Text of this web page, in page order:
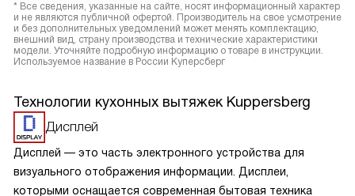
* Все сведения, указанные на сайте, носят информационный характер
и не являются публичной офертой. Производитель на свое усмотрение
и без дополнительных уведомлений может менять комплектацию,
внешний вид, страну производства и технические характеристики
модели. Уточняйте подробную информацию о товаре в инструкции.
Используемое название в России Куперсберг
Технологии кухонных вытяжек Kuppersberg
Дисплей
Дисплей — это часть электронного устройства для
визуального отображения информации. Дисплеи,
которыми оснащается современная бытовая техника